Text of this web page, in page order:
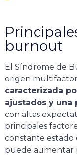
burnout
El Síndrome de
origen
caracterizada
ajustados y una
con altas
principales
constante estado
puede aumentar